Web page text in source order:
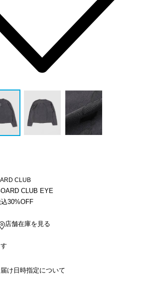
CLUB
CLUB EYE
30%OFF
店舗在庫を見る
け日時指定について